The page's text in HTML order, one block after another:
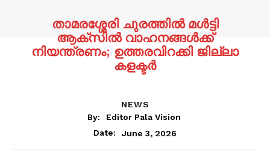
താമരശ്ശേരി ചുരത്തിൽ മൾട്ടി
ആക്‌സിൽ വാഹനങ്ങൾക്ക്
നിയന്ത്രണം; ഉത്തരവിറക്കി ജില്ലാ
കളക്ടർ
NEWS
By:
Editor Pala Vision
Date:
June 3, 2026